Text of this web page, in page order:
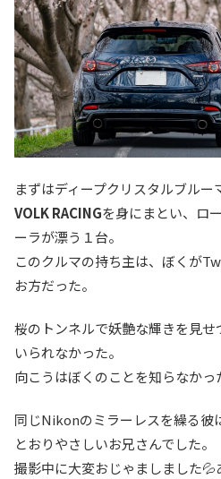
まずはディープクリスタルブルー
VOLK RACINGを身にまとい、ロ
ーラが漂う１台。
このクルマの持ち主は、ぼくが
お方だった。
桜のトンネルで妖艶な輝きを見
いられなかった。
向こうはぼくのことを知らなかっ
同じNikonのミラーレスを繰る彼
とおりやさしいお兄さんでした。
撮影中に大変おじゃましました